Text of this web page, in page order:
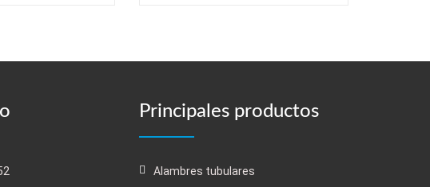
Principales productos
Alambres tubulares